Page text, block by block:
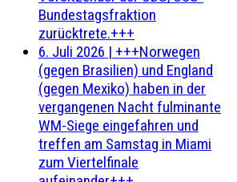
Bundestagsfraktion
zurücktrete.+++
6. Juli 2026 | +++Norwegen
(gegen Brasilien) und England
(gegen Mexiko) haben in der
vergangenen Nacht fulminante
WM-Siege eingefahren und
treffen am Samstag in Miami
zum Viertelfinale